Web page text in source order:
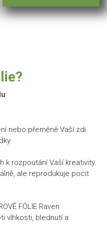
nebo přeměně Vaší zdi
k rozpoutání Vaší kreativity.
ale reprodukuje pocit
FÓLIE Raven
vlhkosti, blednutí a